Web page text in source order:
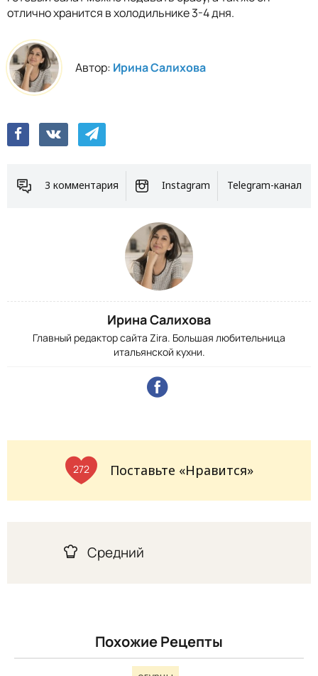
отлично хранится в холодильнике 3-4 дня.
Автор: Ирина Салихова
3 комментария Instagram Telegram-канал
Ирина Салихова
Главный редактор сайта Zira. Большая любительница
итальянской кухни.
272 Поставьте «Нравится»
Средний
Похожие Рецепты